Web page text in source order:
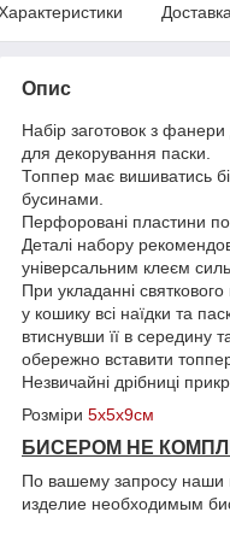
Доставка
Опис
Набір заготовок з
для декорування паски.
Топпер має вишиватись
бусинами.
Перфоровані пластини
Деталі набору
універсальним клеєм
При укладанні
у кошику всі наїдки та
втиснувши її в середину
обережно вставити
Незвичайні дрібниці
Розміри 5х5х9см
БИСЕРОМ НЕ
По вашему запросу наши
изделие необходимым